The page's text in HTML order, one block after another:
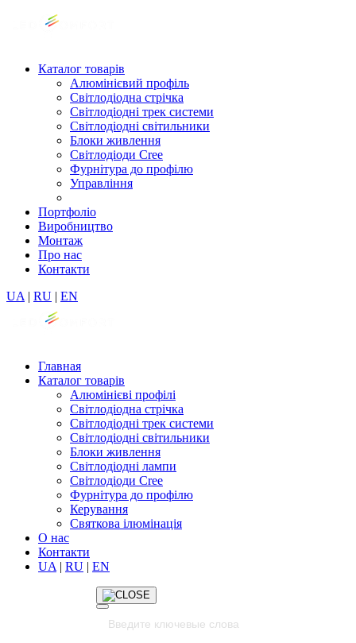
Каталог товарів
Алюмінієвий профіль
Світлодіодна стрічка
Світлодіодні трек системи
Світлодіодні світильники
Блоки живлення
Світлодіоди Cree
Фурнітура до профілю
Управління
Портфоліо
Виробництво
Монтаж
Про нас
Контакти
UA | RU | EN
Главная
Каталог товарів
Алюмінієві профілі
Світлодіодна стрічка
Світлодіодні трек системи
Світлодіодні світильники
Блоки живлення
Світлодіодні лампи
Світлодіоди Cree
Фурнітура до профілю
Керування
Святкова ілюмінація
О нас
Контакти
UA | RU | EN